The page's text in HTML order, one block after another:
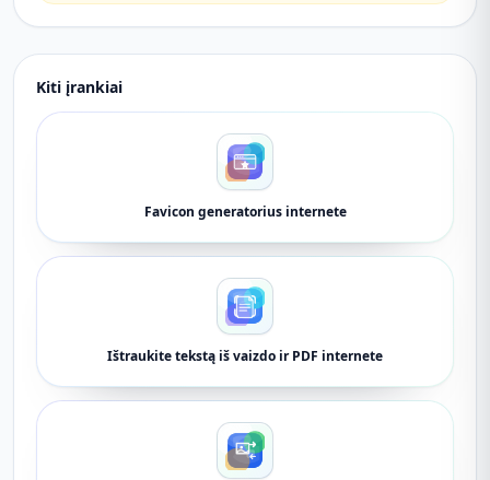
Kiti įrankiai
Favicon generatorius internete
Ištraukite tekstą iš vaizdo ir PDF internete